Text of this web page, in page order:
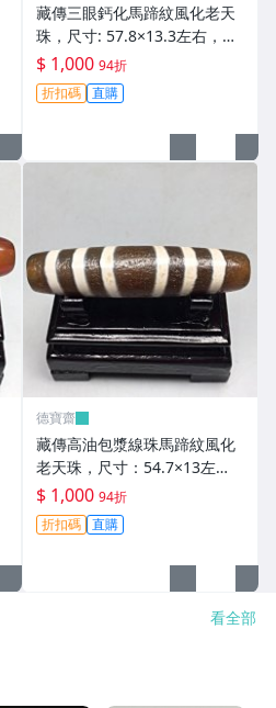
藏傳三眼鈣化馬蹄紋風化老天
珠，尺寸: 57.8×13.3左右，材
質：瑪瑙，玉髓， 天珠 瑪瑙
硃砂【德寶齋】407
$ 1,000 94折
折扣碼 直購
德寶齋
藏傳高油包漿線珠馬蹄紋風化
老天珠，尺寸：54.7×13左
右，材質：瑪瑙，玉髓 天珠 瑪
瑙 硃砂【德寶齋】405
$ 1,000 94折
折扣碼 直購
看全部